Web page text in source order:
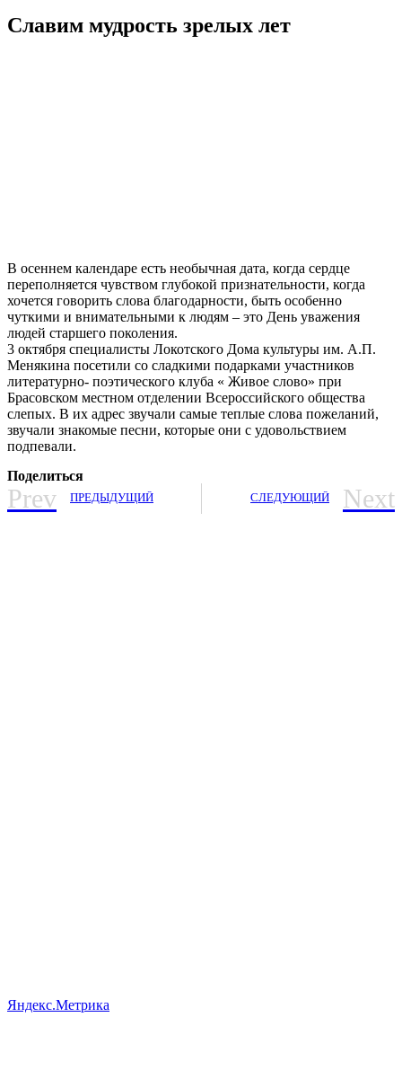
Славим мудрость зрелых лет
В осеннем календаре есть необычная дата, когда сердце
переполняется чувством глубокой признательности, когда
хочется говорить слова благодарности, быть особенно
чуткими и внимательными к людям – это День уважения
людей старшего поколения.
3 октября специалисты Локотского Дома культуры им. А.П.
Менякина посетили со сладкими подарками участников
литературно- поэтического клуба « Живое слово» при
Брасовском местном отделении Всероссийского общества
слепых. В их адрес звучали самые теплые слова пожеланий,
звучали знакомые песни, которые они с удовольствием
подпевали.
Поделиться
Prev ПРЕДЫДУЩИЙ СЛЕДУЮЩИЙ Next
Яндекс.Метрика